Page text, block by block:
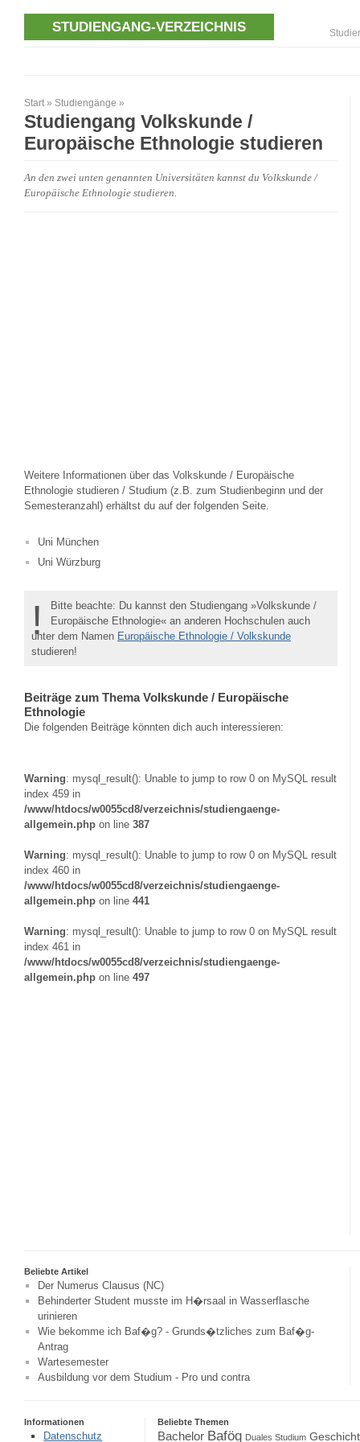
STUDIENGANG-VERZEICHNIS
Start » Studiengänge »
Studiengang Volkskunde /
Europäische Ethnologie studieren
An den zwei unten genannten Universitäten kannst du Volkskunde /
Europäische Ethnologie studieren.
Weitere Informationen über das Volkskunde / Europäische
Ethnologie studieren / Studium (z.B. zum Studienbeginn und der
Semesteranzahl) erhältst du auf der folgenden Seite.
Uni München
Uni Würzburg
!
Bitte beachte: Du kannst den Studiengang »Volkskunde /
Europäische Ethnologie« an anderen Hochschulen auch
unter dem Namen Europäische Ethnologie / Volkskunde
studieren!
Beiträge zum Thema Volkskunde / Europäische
Ethnologie
Die folgenden Beiträge könnten dich auch interessieren:
Warning: mysql_result(): Unable to jump to row 0 on MySQL result
index 459 in
/www/htdocs/w0055cd8/verzeichnis/studiengaenge-
allgemein.php on line 387
Warning: mysql_result(): Unable to jump to row 0 on MySQL result
index 460 in
/www/htdocs/w0055cd8/verzeichnis/studiengaenge-
allgemein.php on line 441
Warning: mysql_result(): Unable to jump to row 0 on MySQL result
index 461 in
/www/htdocs/w0055cd8/verzeichnis/studiengaenge-
allgemein.php on line 497
Beliebte Artikel
Der Numerus Clausus (NC)
Behinderter Student musste im H�rsaal in Wasserflasche
urinieren
Wie bekomme ich Baf�g? - Grunds�tzliches zum Baf�g-
Antrag
Wartesemester
Ausbildung vor dem Studium - Pro und contra
Informationen
Datenschutz
Beliebte Themen
Bachelor Bafög Duales Studium